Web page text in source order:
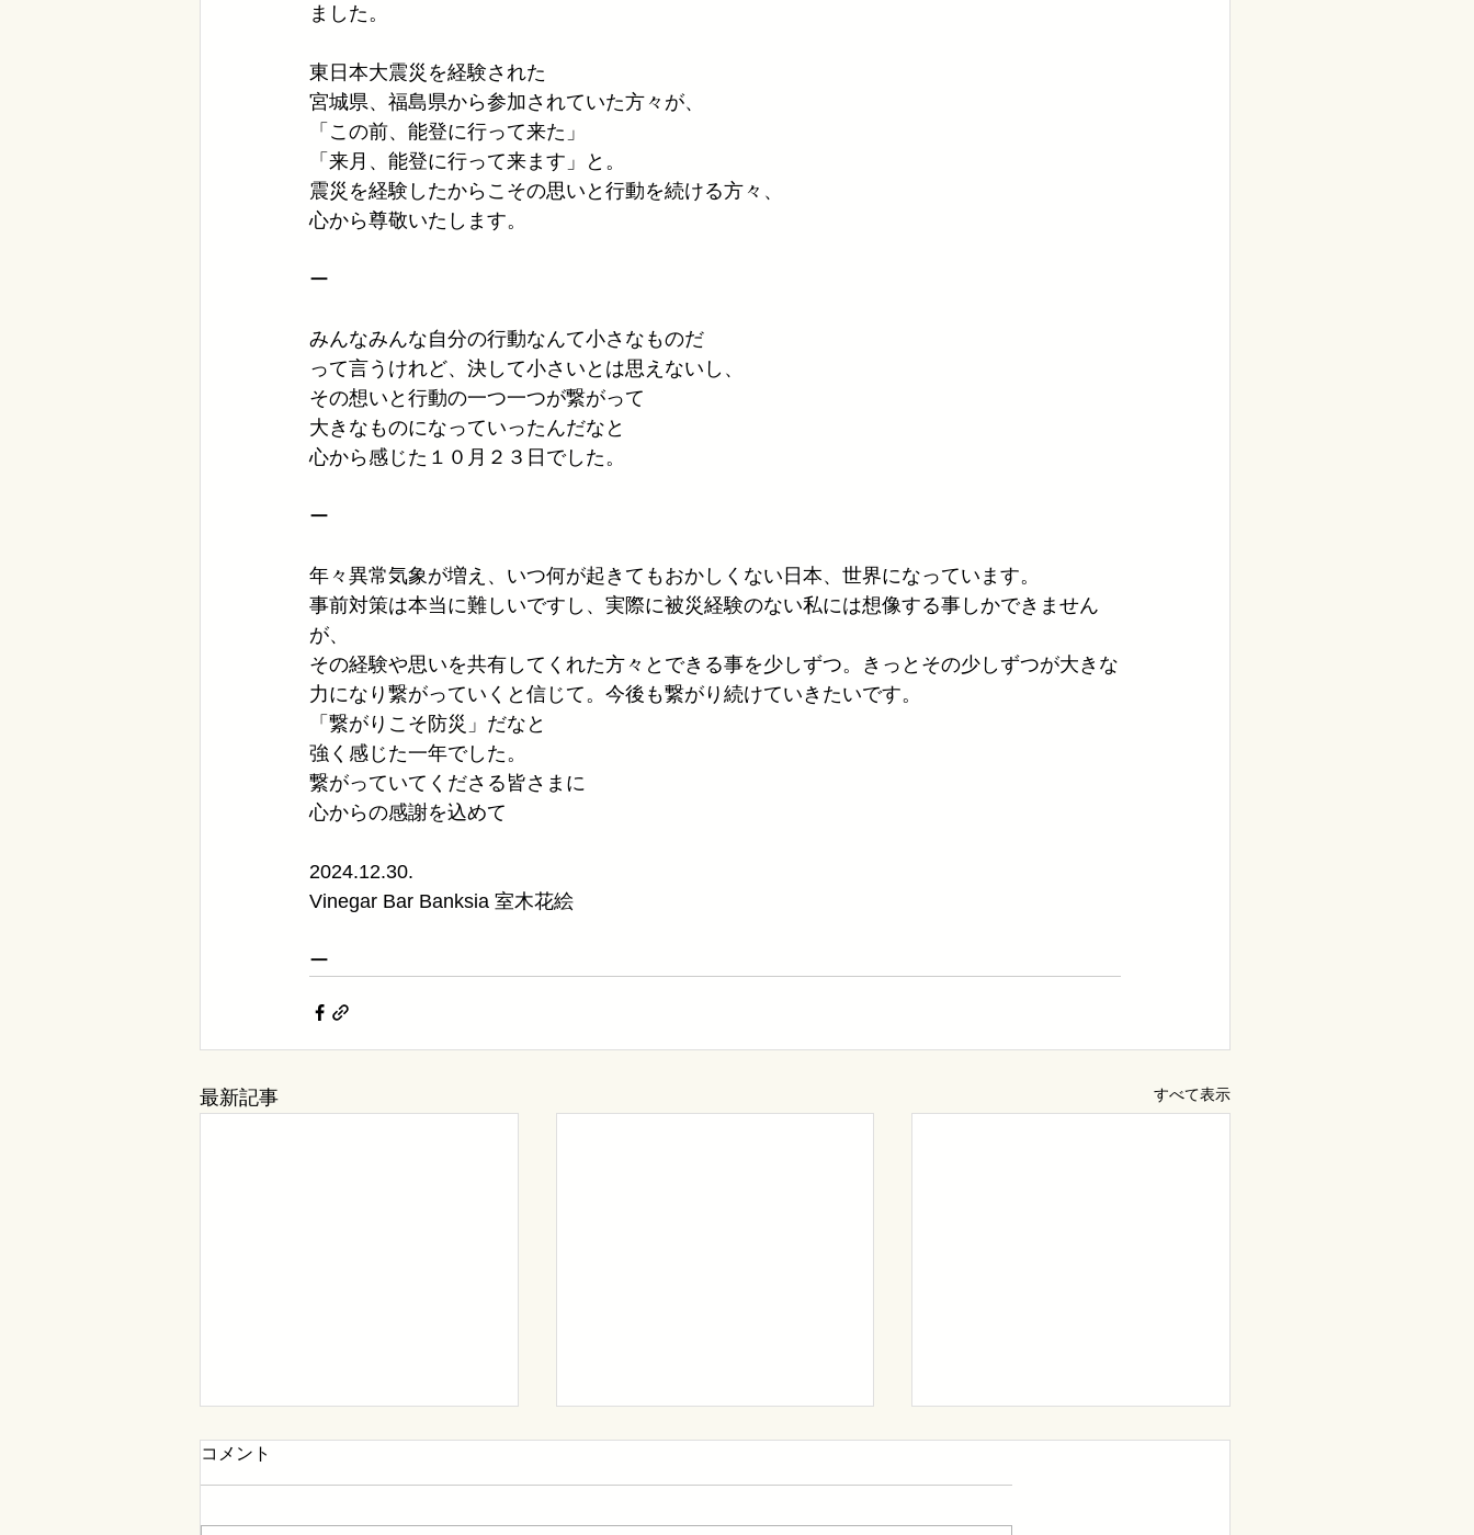
ました。
東日本大震災を経験された
宮城県、福島県から参加されていた方々が、
「この前、能登に行って来た」
「来月、能登に行って来ます」と。
震災を経験したからこその思いと行動を続ける方々、
心から尊敬いたします。
ー
みんなみんな自分の行動なんて小さなものだ
って言うけれど、決して小さいとは思えないし、
その想いと行動の一つ一つが繋がって
大きなものになっていったんだなと
心から感じた１０月２３日でした。
ー
年々異常気象が増え、いつ何が起きてもおかしくない日本、世界になっています。
事前対策は本当に難しいですし、実際に被災経験のない私には想像する事しかできません
が、
その経験や思いを共有してくれた方々とできる事を少しずつ。きっとその少しずつが大きな
力になり繋がっていくと信じて。今後も繋がり続けていきたいです。
「繋がりこそ防災」だなと
強く感じた一年でした。
繋がっていてくださる皆さまに
心からの感謝を込めて
2024.12.30.
Vinegar Bar Banksia 室木花絵
ー
最新記事 すべて表示
コメント